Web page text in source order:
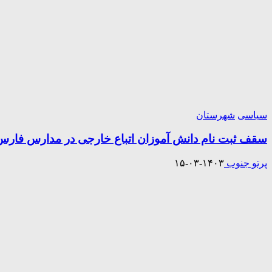
سیاسی شهرستان
سقف ثبت نام دانش آموزان اتباع خارجی در مدارس فارس
پرتو جنوب ۱۴۰۳-۰۳-۱۵